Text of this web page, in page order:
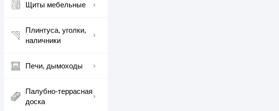
Щиты мебельные
Плинтуса, уголки,
наличники
Печи, дымоходы
Палубно-террасная
доска